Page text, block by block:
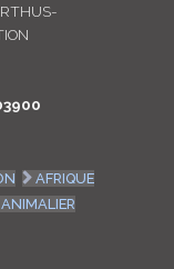
AFRIQUE
ANIMALIER